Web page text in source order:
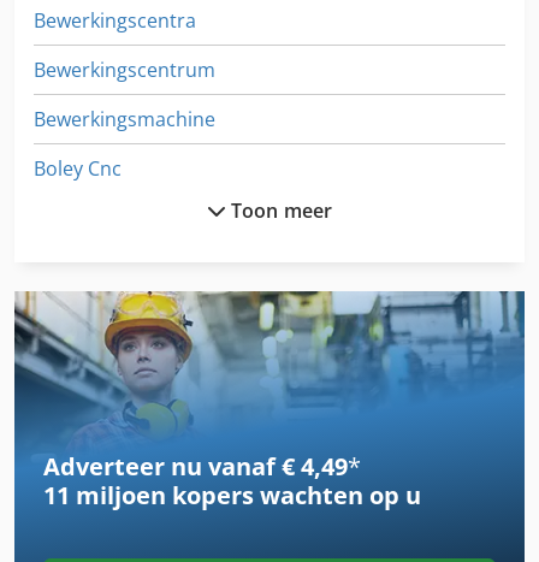
Bewerkingscentra
Bewerkingscentrum
Bewerkingsmachine
Boley Cnc
Cnc - Freesmachine
Cnc Portaal Freesmachine
Ebeha
Freesmachine
Freesmachine Cnc
Toon meer
Adverteer nu vanaf € 4,49*
11 miljoen koperswachten op u